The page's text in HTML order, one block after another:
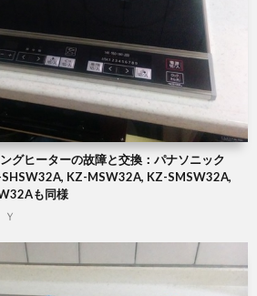
グヒーターの故障と交換：パナソニック
KZ-MSW32A, KZ-SMSW32A,
も同様
Ｙ